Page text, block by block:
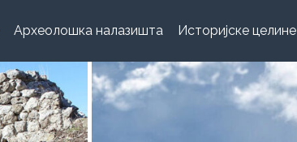
Археолошка налазишта Историјске целине